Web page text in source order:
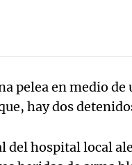
pelea en medio
hay dos
del hospital local
Notas